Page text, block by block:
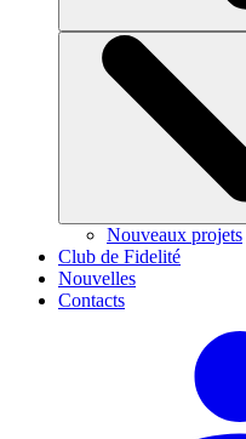
Nouveaux projets
Club de Fidelité
Nouvelles
Contacts